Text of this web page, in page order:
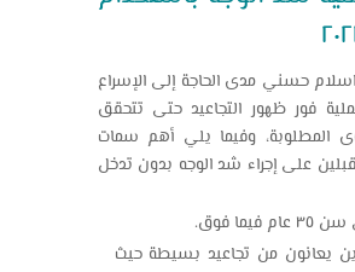
حسني مدى الحاجة إلى الإسراع
فور ظهور التجاعيد حتى تتحقق
المطلوبة، وفيما يلي أهم سمات
على إجراء شد الوجه بدون تدخل
فوق.
يعانون من تجاعيد بسيطة حيث